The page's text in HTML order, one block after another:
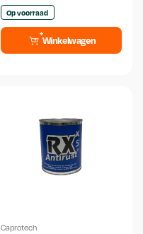
Op voorraad
Winkelwagen
Caprotech